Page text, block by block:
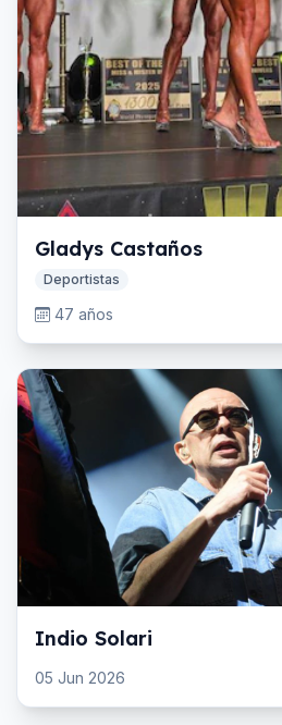
Gladys Castaños
Deportistas
47 años
Indio Solari
05 Jun 2026